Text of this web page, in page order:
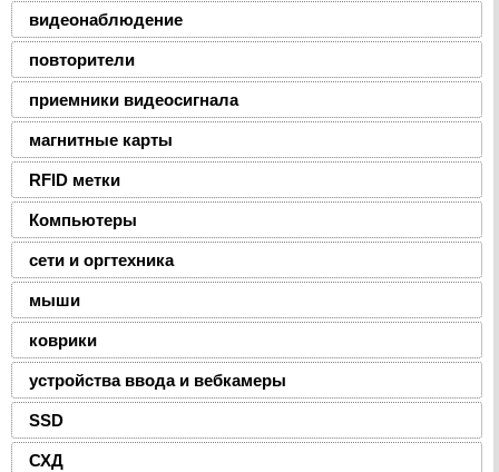
видеонаблюдение
повторители
приемники видеосигнала
магнитные карты
RFID метки
Компьютеры
сети и оргтехника
мыши
коврики
устройства ввода и вебкамеры
SSD
СХД